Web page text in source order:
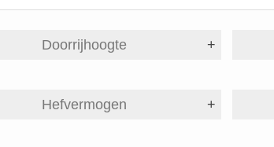
Doorrijhoogte +
Hefvermogen +